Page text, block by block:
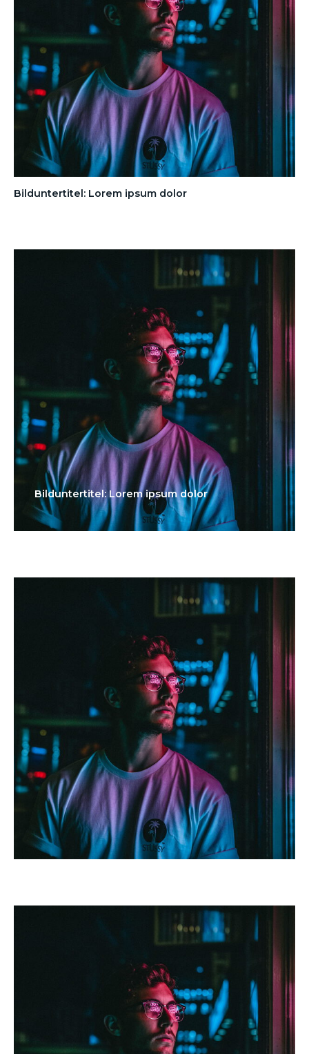
Bilduntertitel: Lorem ipsum dolor
Bilduntertitel: Lorem ipsum dolor